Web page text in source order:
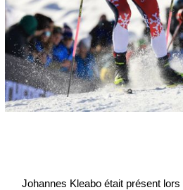
Johannes Kleabo était présent